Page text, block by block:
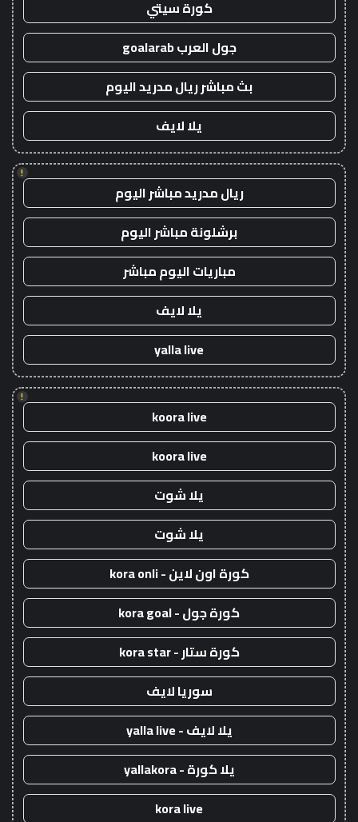
كورة سيتي
جول العرب goalarab
بث مباشر ريال مدريد اليوم
يلا لايف
!
ريال مدريد مباشر اليوم
برشلونة مباشر اليوم
مباريات اليوم مباشر
يلا لايف
yalla live
!
koora live
koora live
يلا شوت
يلا شوت
كورة اون لاين - kora onli
كورة جول - kora goal
كورة ستار - kora star
سوريا لايف
يلا لايف - yalla live
يلا كورة - yallakora
kora live